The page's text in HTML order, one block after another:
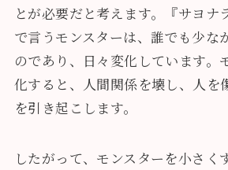
とが必要だと考えます。『サヨナ
で言うモンスターは、誰でも少な
のであり、日々変化しています。
化すると、人間関係を壊し、人を
を引き起こします。
したがって、モンスターを小さく